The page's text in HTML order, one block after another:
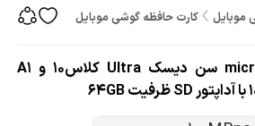
موبایل کارت حافظه گوشی موبایل کارت حافظه microSDXC سن دیسک Ultra کلاس10 و A1 سرعت 100MBps 667X با آداپتور SD ظرفیت 64GB
کارت حافظه microSDXC سن دیسک Ultra کلاس10 و A1